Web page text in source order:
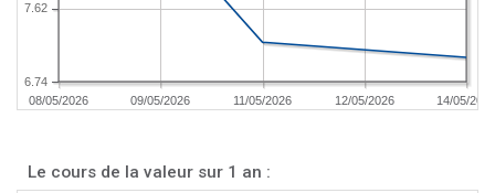
08/05/2026 09/05/2026 11/05/2026 12/05/2026 14/05/2026
6.74
7.62
Le cours de la valeur sur 1 an :